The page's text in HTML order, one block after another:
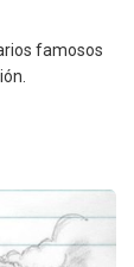
famosos